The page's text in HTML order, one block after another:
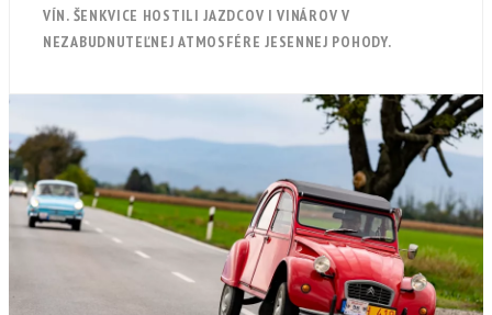
VÍN. ŠENKVICE HOSTILI JAZDCOV I VINÁROV V
NEZABUDNUTEĽNEJ ATMOSFÉRE JESENNEJ POHODY.